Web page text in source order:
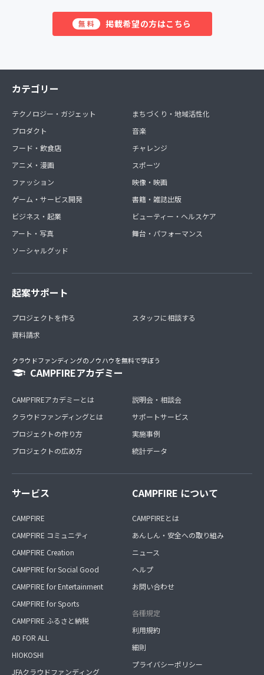
無料 掲載希望の方はこちら
カテゴリー
テクノロジー・ガジェット
プロダクト
フード・飲食店
アニメ・漫画
ファッション
ゲーム・サービス開発
ビジネス・起業
アート・写真
ソーシャルグッド
まちづくり・地域活性化
音楽
チャレンジ
スポーツ
映像・映画
書籍・雑誌出版
ビューティー・ヘルスケア
舞台・パフォーマンス
起案サポート
プロジェクトを作る
資料請求
スタッフに相談する
クラウドファンディングのノウハウを無料で学ぼう
CAMPFIREアカデミー
CAMPFIREアカデミーとは
クラウドファンディングとは
プロジェクトの作り方
プロジェクトの広め方
説明会・相談会
サポートサービス
実施事例
統計データ
サービス
CAMPFIRE
CAMPFIRE コミュニティ
CAMPFIRE Creation
CAMPFIRE for Social Good
CAMPFIRE for Entertainment
CAMPFIRE for Sports
CAMPFIRE ふるさと納税
AD FOR ALL
HIOKOSHI
JFAクラウドファンディング
CAMPFIRE について
CAMPFIREとは
あんしん・安全への取り組み
ニュース
ヘルプ
お問い合わせ
各種規定
利用規約
細則
プライバシーポリシー